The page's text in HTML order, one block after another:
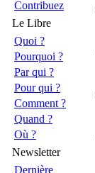
Contribuez
Le Libre
Quoi ?
Pourquoi ?
Par qui ?
Pour qui ?
Comment ?
Quand ?
Où ?
Newsletter
Dernière